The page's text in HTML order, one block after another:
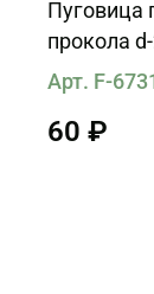
Пуговица
прокола
Арт. F-
60 ₽